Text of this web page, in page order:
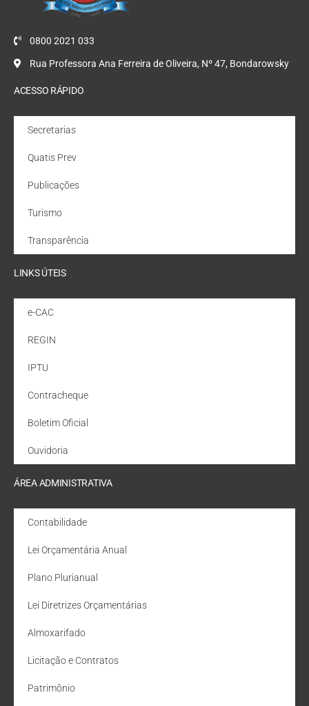
0800 2021 033
Rua Professora Ana Ferreira de Oliveira, Nº 47, Bondarowsky
ACESSO RÁPIDO
Secretarias
Quatis Prev
Publicações
Turismo
Transparência
LINKS ÚTEIS
e-CAC
REGIN
IPTU
Contracheque
Boletim Oficial
Ouvidoria
ÁREA ADMINISTRATIVA
Contabilidade
Lei Orçamentária Anual
Plano Plurianual
Lei Diretrizes Orçamentárias
Almoxarifado
Licitação e Contratos
Patrimônio